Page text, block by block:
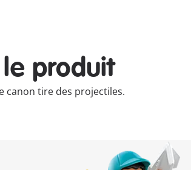
produit
canon tire des projectiles.